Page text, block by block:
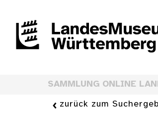
SAMMLUNG ONLINE
zurück zum